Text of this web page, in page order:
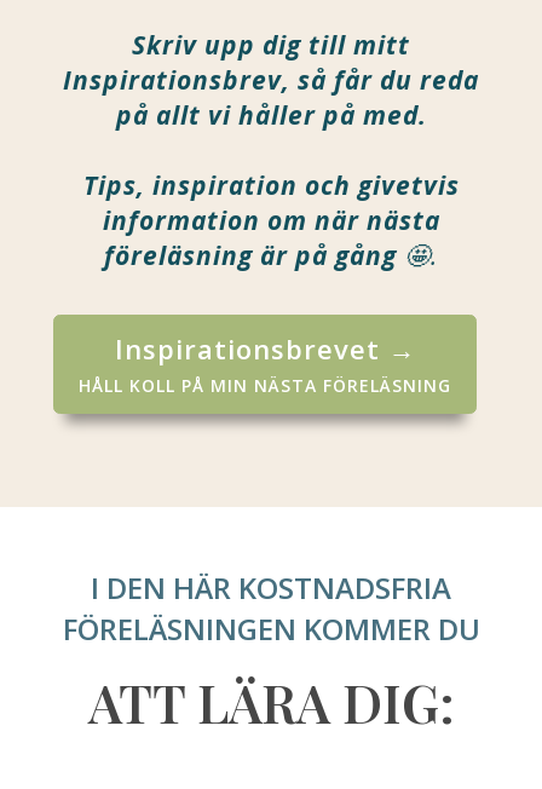
Skriv upp dig till mitt
Inspirationsbrev, så får du reda
på allt vi håller på med.
Tips, inspiration och givetvis
information om när nästa
föreläsning är på gång 🤩.
Inspirationsbrevet →
HÅLL KOLL PÅ MIN NÄSTA FÖRELÄSNING
I DEN HÄR KOSTNADSFRIA
FÖRELÄSNINGEN KOMMER DU
ATT LÄRA DIG: